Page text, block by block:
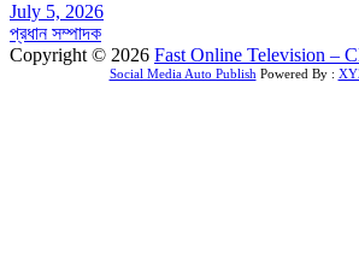
July 5, 2026
প্রধান সম্পাদক
Copyright © 2026 Fast Online Television –
Social Media Auto Publish Powered By :